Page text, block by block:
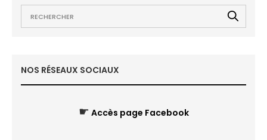
NOS RÉSEAUX SOCIAUX
☛ Accès page Facebook